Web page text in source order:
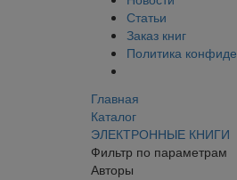
Статьи
Заказ книг
Политика
Главная
Каталог
ЭЛЕКТРОННЫЕ КНИГИ
Фильтр по параметрам
Авторы